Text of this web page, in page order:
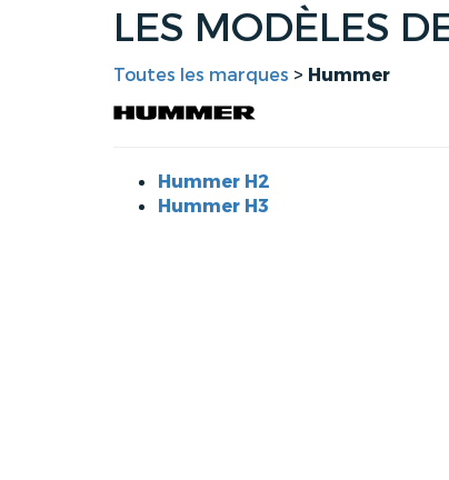
LES MODÈLES
Toutes les marques > Hummer
Hummer H2
Hummer H3